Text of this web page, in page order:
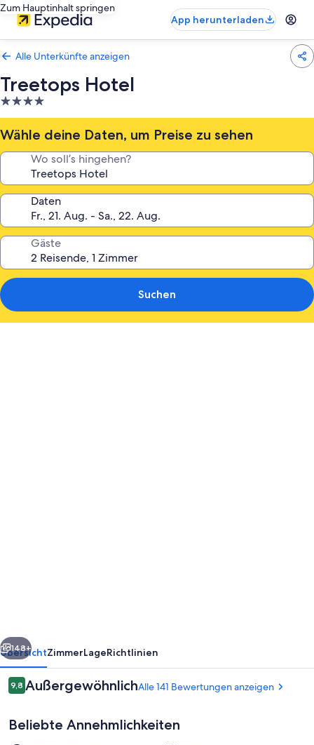
Zum Hauptinhalt springen
App herunterladen
Alle Unterkünfte anzeigen
Treetops Hotel
4.0-
Sterne-
Unterkunft
Wähle deine Daten, um Preise zu sehen
Wo soll’s hingehen?
Daten
Gäste
Suchen
Weiter
148+
ÜbersichtZimmerLageRichtlinien
Bewertungen
9,89,8 von 10.
AußergewöhnlichAlle 141 Bewertungen anzeigen
Beliebte Annehmlichkeiten